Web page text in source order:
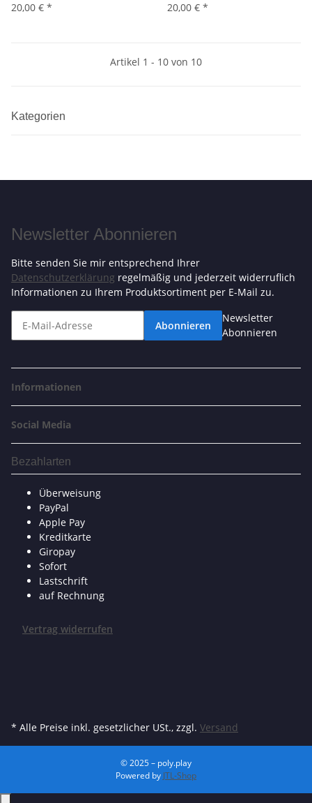
20,00 € *
20,00 € *
Artikel 1 - 10 von 10
Kategorien
Newsletter Abonnieren
Bitte senden Sie mir entsprechend Ihrer
Datenschutzerklärung regelmäßig und jederzeit widerruflich
Informationen zu Ihrem Produktsortiment per E-Mail zu.
Abonnieren
Newsletter
Abonnieren
Informationen
Social Media
Bezahlarten
Überweisung
PayPal
Apple Pay
Kreditkarte
Giropay
Sofort
Lastschrift
auf Rechnung
Vertrag widerrufen
* Alle Preise inkl. gesetzlicher USt., zzgl. Versand
© 2025 – poly.play
Powered by JTL-Shop